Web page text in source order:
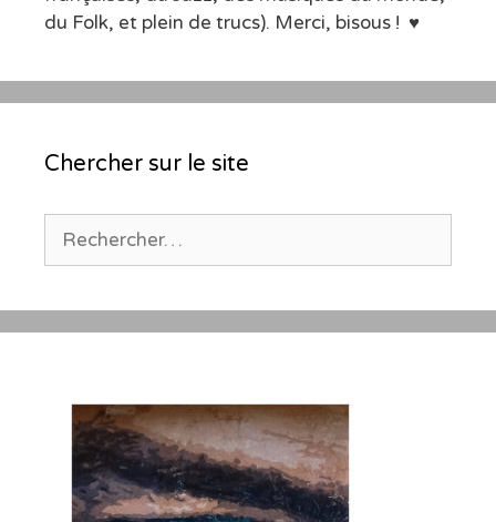
du Folk, et plein de trucs). Merci, bisous ! ♥
Chercher sur le site
Rechercher :